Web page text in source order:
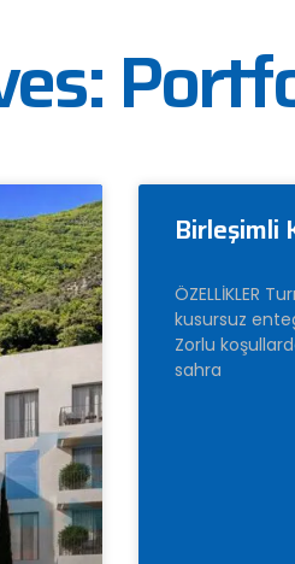
Birleşimli
ÖZELLİKLER
kusursuz
Zorlu
sahra